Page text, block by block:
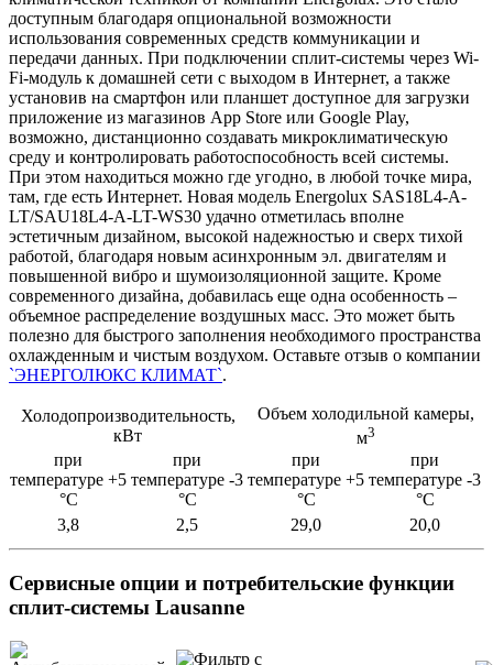
доступным благодаря опциональной возможности
использования современных средств коммуникации и
передачи данных. При подключении сплит-системы через Wi-
Fi-модуль к домашней сети с выходом в Интернет, а также
установив на смартфон или планшет доступное для загрузки
приложение из магазинов App Store или Google Play,
возможно, дистанционно создавать микроклиматическую
среду и контролировать работоспособность всей системы.
При этом находиться можно где угодно, в любой точке мира,
там, где есть Интернет. Новая модель Energolux SAS18L4-A-
LT/SAU18L4-A-LT-WS30 удачно отметилась вполне
эстетичным дизайном, высокой надежностью и сверх тихой
работой, благодаря новым асинхронным эл. двигателям и
повышенной вибро и шумоизоляционной защите. Кроме
современного дизайна, добавилась еще одна особенность –
объемное распределение воздушных масс. Это может быть
полезно для быстрого заполнения необходимого пространства
охлажденным и чистым воздухом. Оставьте отзыв о компании
`ЭНЕРГОЛЮКС КЛИМАТ`.
Холодопроизводительность,
кВт
Объем холодильной камеры,
м3
при
температуре +5
°С
при
температуре -3
°С
при
температуре +5
°С
при
температуре -3
°С
3,8
2,5 29,0 20,0
Сервисные опции и потребительские функции
сплит-системы Lausanne